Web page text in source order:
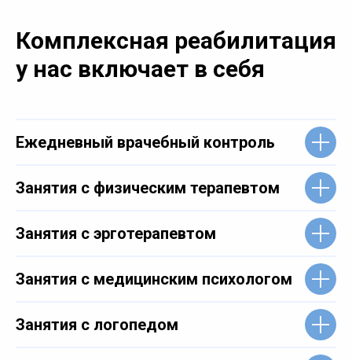
Комплексная реабилитация
у нас включает в себя
Ежедневный врачебный контроль
Занятия с физическим терапевтом
Занятия с эрготерапевтом
Занятия с медицинским психологом
Занятия с логопедом